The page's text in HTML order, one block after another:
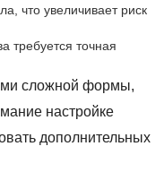
что увеличивает риск
требуется точная
сложной формы,
настройке
дополнительных